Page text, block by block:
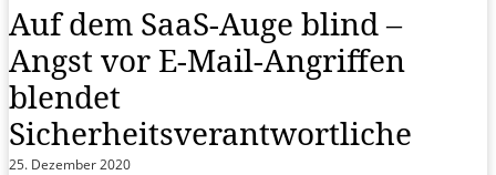
Auf dem SaaS-Auge blind –
Angst vor E-Mail-Angriffen
blendet
Sicherheitsverantwortliche
25. Dezember 2020